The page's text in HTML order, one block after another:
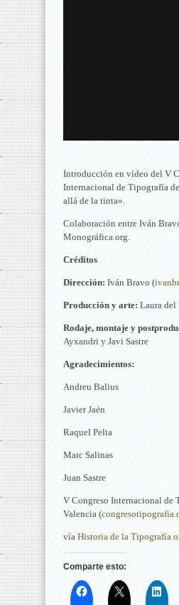
Introducción en vídeo del V
Internacional de Tipografía
allá de la tinta».
Colaboración entre Iván
Monográfica.org.
Créditos
Dirección: Iván Bravo (
Producción y arte: Laura del
Rodaje, montaje y
Ayxandri y Javi Sastre
Agradecimientos:
Andreu Balius
Javier Jaén
Raquel Pelta
Marc Salinas
Juan Sastre
V Congreso Internacional de
Valencia (
vía Historia de la Tipografía
Comparte esto: